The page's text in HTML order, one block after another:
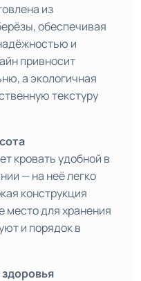
из
обеспечивая
и
привносит
а экологичная
текстуру
кровать удобной в
— на неё легко
конструкция
место для хранения
и порядок в